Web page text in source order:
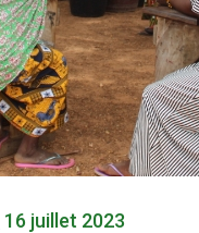
16 juillet 2023